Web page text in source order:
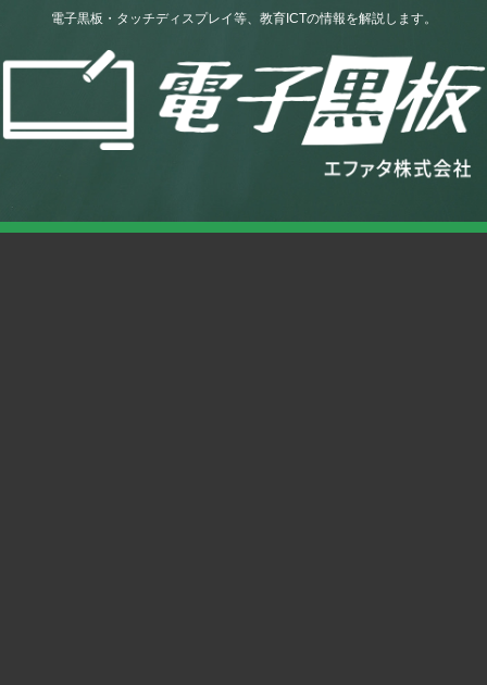
電子黒板・タッチディスプレイ等、教育ICTの情報を解説します。